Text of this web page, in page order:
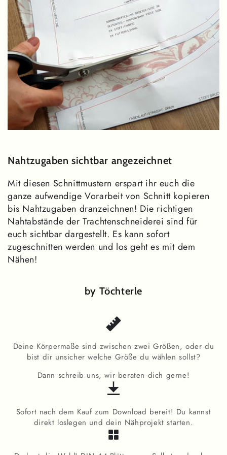
Nahtzugaben sichtbar angezeichnet
Mit diesen Schnittmustern erspart ihr euch die
ganze aufwendige Vorarbeit von Schnitt kopieren
bis Nahtzugaben dranzeichnen! Die richtigen
Nahtabstände der Trachtenschneiderei sind für
euch sichtbar dargestellt. Es kann sofort
zugeschnitten werden und los geht es mit dem
Nähen!
by Töchterle
Deine Körpermaße sind zwischen zwei Größen, oder du
bist dir unsicher welche Größe du wählen sollst?
Dann schreib uns, wir beraten dich gerne!
Sofort nach dem Kauf zum Download bereit! Du kannst
direkt loslegen und dein Nähprojekt starten.